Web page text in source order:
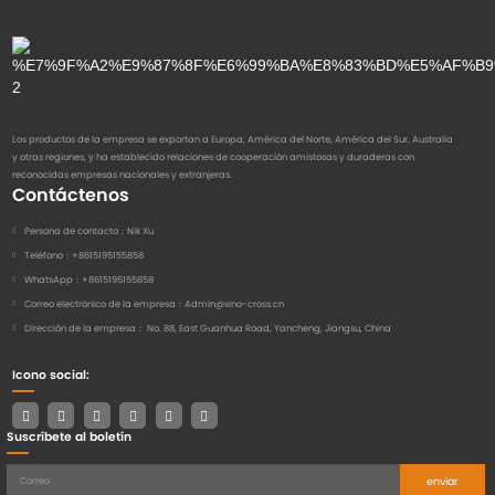
Los productos de la empresa se exportan a Europa, América del Norte, América del Sur, Australia
y otras regiones, y ha establecido relaciones de cooperación amistosas y duraderas con
reconocidas empresas nacionales y extranjeras.
Contáctenos
Persona de contacto： Nik Xu
Teléfono： +8615195155858
WhatsApp： +8615195155858
Correo electrónico de la empresa： Admin@sino-cross.cn
Dirección de la empresa： No. 88, East Guanhua Road, Yancheng, Jiangsu, China
Icono social:
Suscríbete al boletín
enviar